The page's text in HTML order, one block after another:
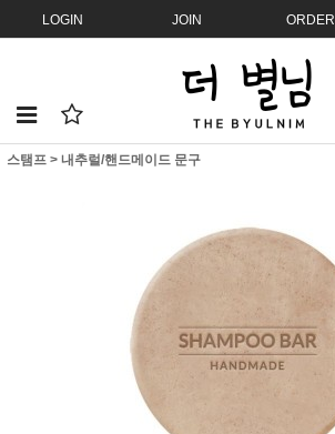
LOGIN JOIN ORDER
스탬프 > 내추럴/핸드메이드 문구